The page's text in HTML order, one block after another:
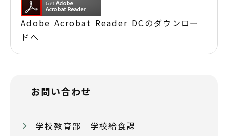
Adobe Acrobat Reader DCのダウンロー
ドへ
お問い合わせ
学校教育部 学校給食課